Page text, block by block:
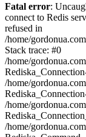
Fatal error:
connect to Redis
refused in
/home/
Stack trace: #0
/home/
/home/
/home/
/home/